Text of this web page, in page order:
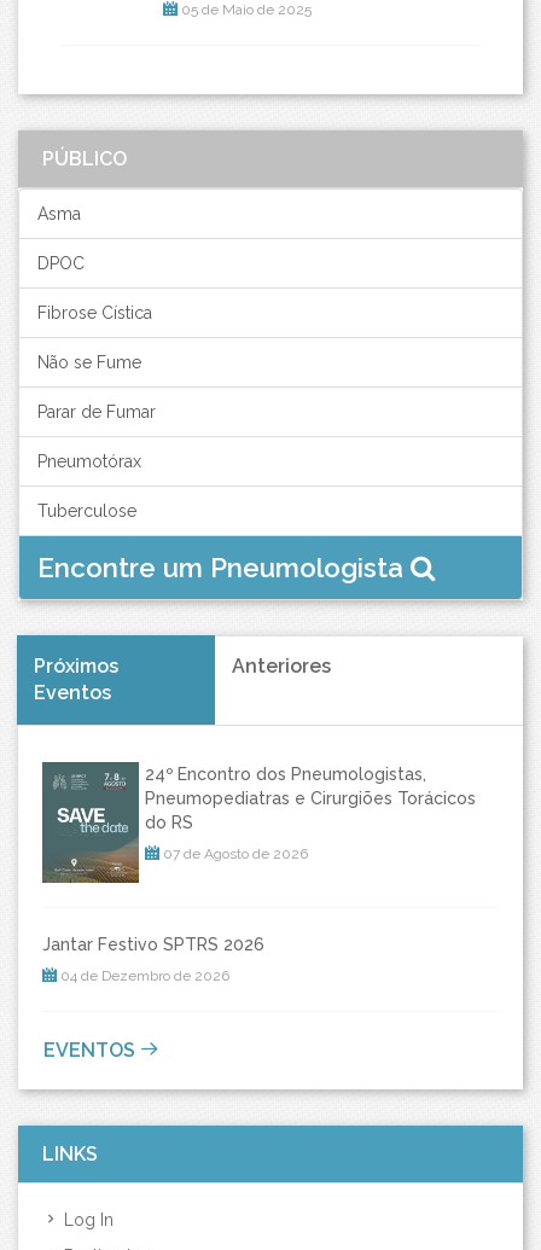
05 de Maio de 2025
PÚBLICO
Asma
DPOC
Fibrose Cística
Não se Fume
Parar de Fumar
Pneumotórax
Tuberculose
Encontre um Pneumologista
Próximos
Eventos
Anteriores
24º Encontro dos Pneumologistas,
Pneumopediatras e Cirurgiões Torácicos
do RS
07 de Agosto de 2026
Jantar Festivo SPTRS 2026
04 de Dezembro de 2026
EVENTOS
LINKS
Log In